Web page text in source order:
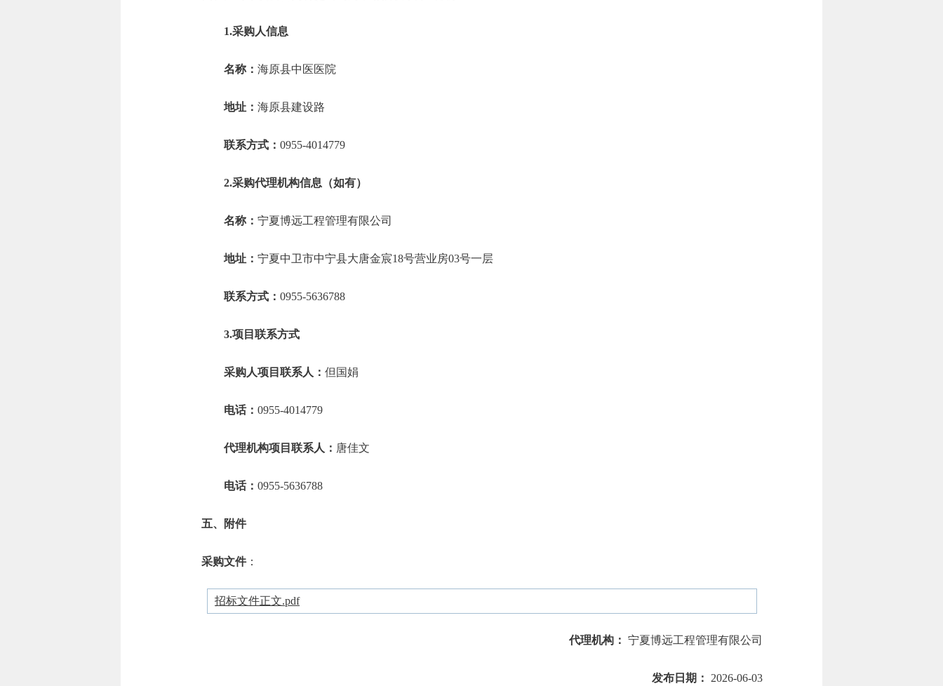
1.采购人信息
名称： 海原县中医医院
地址： 海原县建设路
联系方式： 0955-4014779
2.采购代理机构信息（如有）
名称： 宁夏博远工程管理有限公司
地址： 宁夏中卫市中宁县大唐金宸18号营业房03号一层
联系方式： 0955-5636788
3.项目联系方式
采购人项目联系人： 但国娟
电话： 0955-4014779
代理机构项目联系人： 唐佳文
电话： 0955-5636788
五、附件
采购文件：
招标文件正文.pdf
代理机构： 宁夏博远工程管理有限公司
发布日期： 2026-06-03